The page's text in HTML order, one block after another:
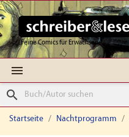
Feine Comics für Erwachsene

search
Startseite Nachtprogramm